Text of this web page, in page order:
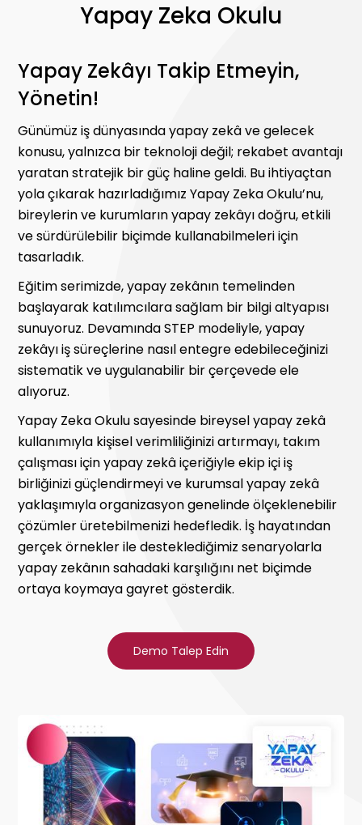
Yapay Zeka Okulu
Yapay Zekâyı Takip Etmeyin,
Yönetin!
Günümüz iş dünyasında yapay zekâ ve gelecek
konusu, yalnızca bir teknoloji değil; rekabet avantajı
yaratan stratejik bir güç haline geldi. Bu ihtiyaçtan
yola çıkarak hazırladığımız Yapay Zeka Okulu’nu,
bireylerin ve kurumların yapay zekâyı doğru, etkili
ve sürdürülebilir biçimde kullanabilmeleri için
tasarladık.
Eğitim serimizde, yapay zekânın temelinden
başlayarak katılımcılara sağlam bir bilgi altyapısı
sunuyoruz. Devamında STEP modeliyle, yapay
zekâyı iş süreçlerine nasıl entegre edebileceğinizi
sistematik ve uygulanabilir bir çerçevede ele
alıyoruz.
Yapay Zeka Okulu sayesinde bireysel yapay zekâ
kullanımıyla kişisel verimliliğinizi artırmayı, takım
çalışması için yapay zekâ içeriğiyle ekip içi iş
birliğinizi güçlendirmeyi ve kurumsal yapay zekâ
yaklaşımıyla organizasyon genelinde ölçeklenebilir
çözümler üretebilmenizi hedefledik. İş hayatından
gerçek örnekler ile desteklediğimiz senaryolarla
yapay zekânın sahadaki karşılığını net biçimde
ortaya koymaya gayret gösterdik.
Demo Talep Edin